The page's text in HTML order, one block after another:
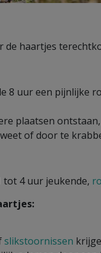
de haartjes
8 uur een pijnlijke
plaatsen
of door te
4 uur jeukende,
slikstoornissen